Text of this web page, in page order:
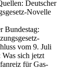
Deutscher
Novelle
Bundestag:
vom 9. Juli
Was sich jetzt
für Gas-